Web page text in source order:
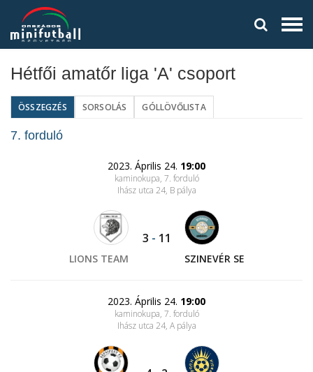
Hétfői amatőr liga 'A' csoport
ÖSSZEGZÉS SORSOLÁS GÓLLÖVŐLISTA
7. forduló
2023. Április 24. 19:00
kaminokupa, 7. forduló
Ihász utca 24, B pálya
LIONS TEAM
3 - 11
SZINEVÉR SE
2023. Április 24. 19:00
kaminokupa, 7. forduló
Ihász utca 24, A pálya